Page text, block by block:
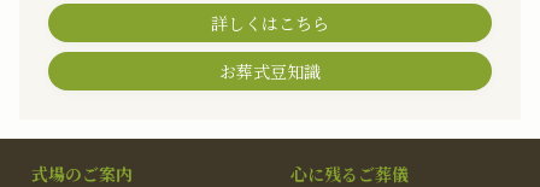
詳しくはこちら
お葬式豆知識
式場のご案内
心に残るご葬儀